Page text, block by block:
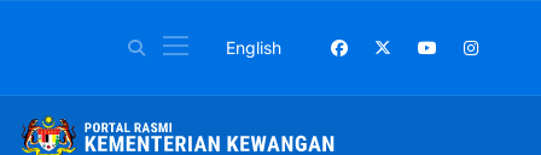
Pilih bahasa anda
English